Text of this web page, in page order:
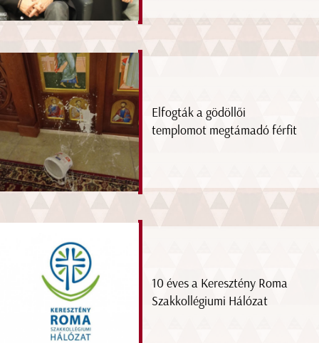
Elfogták a gödöllői
templomot megtámadó férfit
10 éves a Keresztény Roma
Szakkollégiumi Hálózat